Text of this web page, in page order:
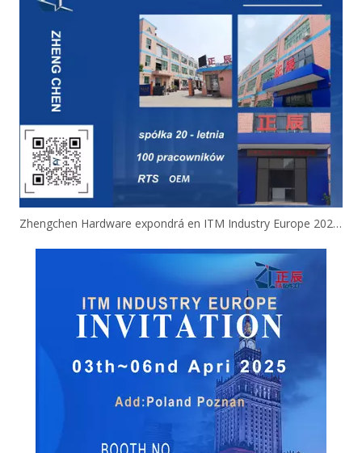
Zhengchen Hardware expondrá en ITM Industry Europe 2025 en Poznań, Polonia